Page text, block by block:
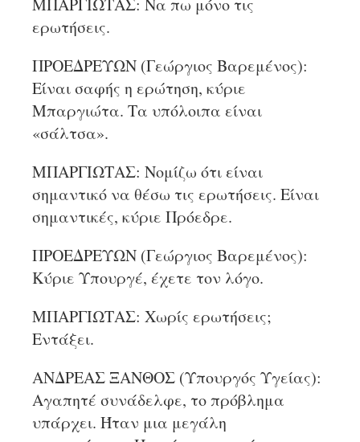
ΜΠΑΡΓΙΩΤΑΣ: Να πω μόνο τις
ερωτήσεις.
ΠΡΟΕΔΡΕΥΩΝ (Γεώργιος Βαρεμένος):
Είναι σαφής η ερώτηση, κύριε
Μπαργιώτα. Τα υπόλοιπα είναι
«σάλτσα».
ΜΠΑΡΓΙΩΤΑΣ: Νομίζω ότι είναι
σημαντικό να θέσω τις ερωτήσεις. Είναι
σημαντικές, κύριε Πρόεδρε.
ΠΡΟΕΔΡΕΥΩΝ (Γεώργιος Βαρεμένος):
Κύριε Υπουργέ, έχετε τον λόγο.
ΜΠΑΡΓΙΩΤΑΣ: Χωρίς ερωτήσεις;
Εντάξει.
ΑΝΔΡΕΑΣ ΞΑΝΘΟΣ (Υπουργός Υγείας):
Αγαπητέ συνάδελφε, το πρόβλημα
υπάρχει. Ήταν μια μεγάλη